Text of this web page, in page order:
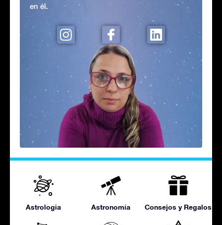
en él.
Astrologia Astronomía Consejos y Regalos